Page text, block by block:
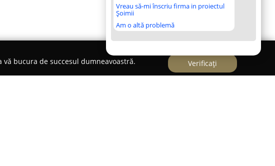
Vreau să-mi înscriu firma in proiectul
Șoimii
Am o altă problemă
bucura de succesul dumneavoastră.
Verificați